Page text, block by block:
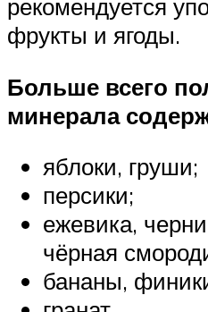
рекомендуется
фрукты и ягоды.
Больше всего
минерала
яблоки, груши;
персики;
ежевика,
чёрная
бананы,